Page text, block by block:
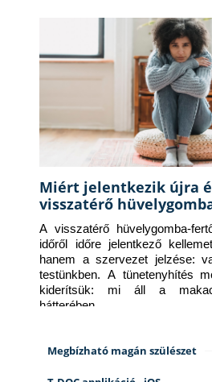
Miért jelentkezik újra
visszatérő
A visszatérő hüvelygomba-
időről időre jelentkező
hanem a szervezet jelzése:
testünkben. A tünetenyhítés
kiderítsük: mi áll a
hátterében.
Megbízható magán szülészet